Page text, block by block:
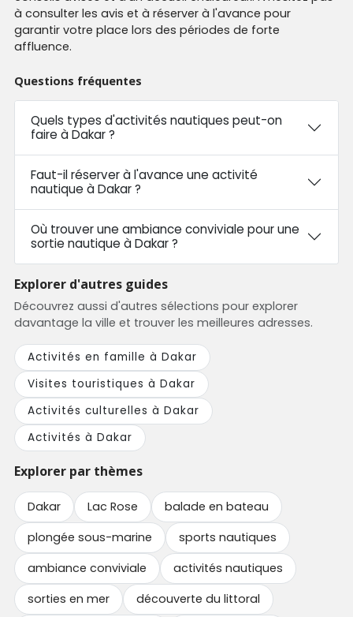
à consulter les avis et à réserver à l'avance pour
garantir votre place lors des périodes de forte
affluence.
Questions fréquentes
Quels types d'activités nautiques peut-on
faire à Dakar ?
Faut-il réserver à l'avance une activité
nautique à Dakar ?
Où trouver une ambiance conviviale pour une
sortie nautique à Dakar ?
Explorer d'autres guides
Découvrez aussi d'autres sélections pour explorer
davantage la ville et trouver les meilleures adresses.
Activités en famille à Dakar
Visites touristiques à Dakar
Activités culturelles à Dakar
Activités à Dakar
Explorer par thèmes
Dakar Lac Rose
balade en bateau
plongée sous-marine
sports nautiques
ambiance conviviale
activités nautiques
sorties en mer
découverte du littoral